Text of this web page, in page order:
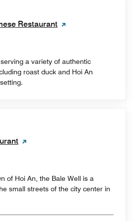
Restaurant
a variety of authentic
roast duck and Hoi An
of Hoi An, the Bale Well is a
small streets of the city center in